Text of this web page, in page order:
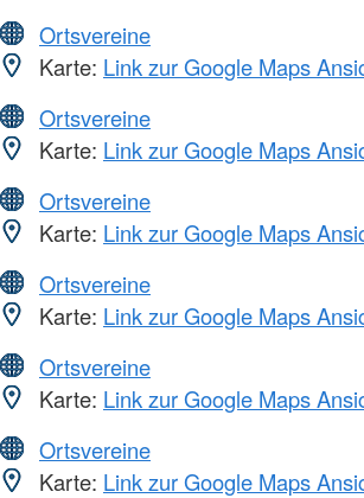
Ortsvereine
Karte: Link zur Google Maps
Ortsvereine
Karte: Link zur Google Maps
Ortsvereine
Karte: Link zur Google Maps
Ortsvereine
Karte: Link zur Google Maps
Ortsvereine
Karte: Link zur Google Maps
Ortsvereine
Karte: Link zur Google Maps